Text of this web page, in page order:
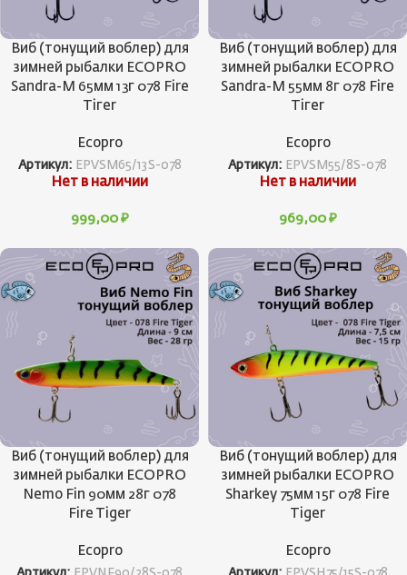
Виб (тонущий воблер) для
зимней рыбалки ECOPRO
Sandra-M 65мм 13г 078 Fire
Tiгer
Ecopro
Артикул: EPVSM65/13S-078
Нет в наличии
999,00 ₽
Виб (тонущий воблер) для
зимней рыбалки ECOPRO
Sandra-M 55мм 8г 078 Fire
Tiгer
Ecopro
Артикул: EPVSM55/8S-078
Нет в наличии
969,00 ₽
Виб (тонущий воблер) для
зимней рыбалки ECOPRO
Nemo Fin 90мм 28г 078
Fire Tiger
Ecopro
Виб (тонущий воблер) для
зимней рыбалки ECOPRO
Sharkey 75мм 15г 078 Fire
Tiger
Ecopro